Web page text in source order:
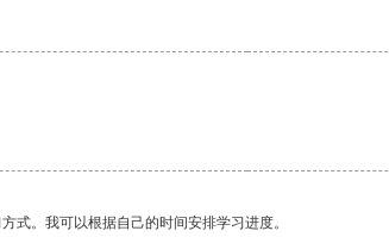
式。我可以根据自己的时间安排学习进度。